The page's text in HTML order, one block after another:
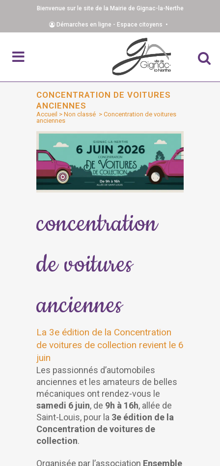
Bienvenue sur le site de la Mairie de Gignac-la-Nerthe
Démarches en ligne - Espace citoyens •
CONCENTRATION DE VOITURES
ANCIENNES
Accueil > Non classé > Concentration de voitures
anciennes
concentration
de voitures
anciennes
La 3e édition de la Concentration
de voitures de collection revient le 6
juin
Les passionnés d’automobiles
anciennes et les amateurs de belles
mécaniques ont rendez-vous le
samedi 6 juin, de 9h à 16h, allée de
Saint-Louis, pour la 3e édition de la
Concentration de voitures de
collection.
Organisée par l’association Ensemble